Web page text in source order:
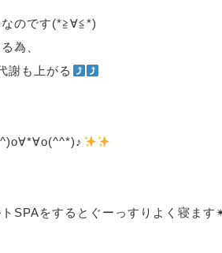
なのです(*≧∀≦*)
為、
謝も上がる
SPAをするとぐーっすりよく寝ます